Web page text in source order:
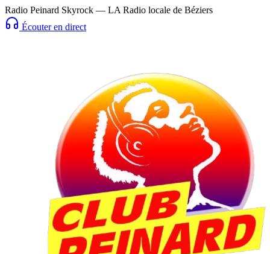
Radio Peinard Skyrock — LA Radio locale de Béziers
Écouter en direct